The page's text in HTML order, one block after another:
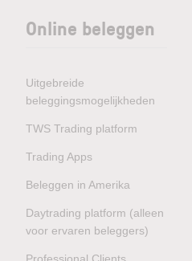
Online beleggen
Uitgebreide
beleggingsmogelijkheden
TWS Trading platform
Trading Apps
Beleggen in Amerika
Daytrading platform (alleen
voor ervaren beleggers)
Professional Clients